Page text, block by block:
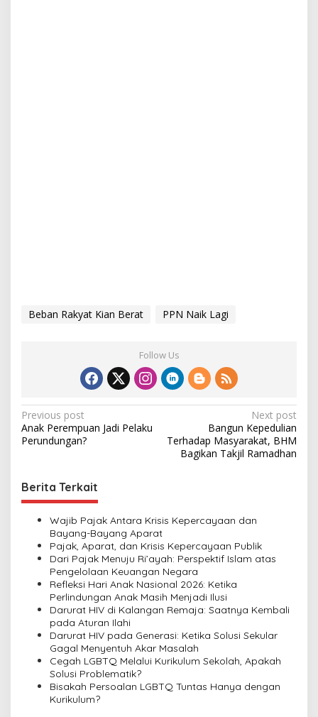
Beban Rakyat Kian Berat PPN Naik Lagi
Follow Us
P
o
t
n
Previous post
Anak Perempuan Jadi Pelaku
Perundungan?
Next post
Bangun Kepedulian
Terhadap Masyarakat, BHM
Bagikan Takjil Ramadhan
Berita Terkait
Wajib Pajak Antara Krisis Kepercayaan dan
Bayang-Bayang Aparat
Pajak, Aparat, dan Krisis Kepercayaan Publik
Dari Pajak Menuju Ri’ayah: Perspektif Islam atas
Pengelolaan Keuangan Negara
Refleksi Hari Anak Nasional 2026: Ketika
Perlindungan Anak Masih Menjadi Ilusi
Darurat HIV di Kalangan Remaja: Saatnya Kembali
pada Aturan Ilahi
Darurat HIV pada Generasi: Ketika Solusi Sekular
Gagal Menyentuh Akar Masalah
Cegah LGBTQ Melalui Kurikulum Sekolah, Apakah
Solusi Problematik?
Bisakah Persoalan LGBTQ Tuntas Hanya dengan
Kurikulum?